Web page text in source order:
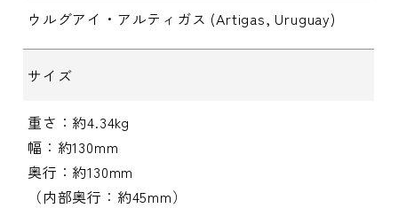
ウルグアイ・アルティガス (Artigas, Uruguay)
サイズ
重さ：約4.34kg
幅：約130mm
奥行：約130mm
（内部奥行：約45mm）